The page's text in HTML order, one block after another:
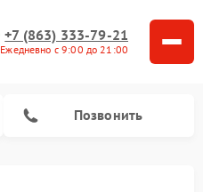
+7 (863) 333-79-21
Ежедневно с 9:00 до 21:00
Позвонить